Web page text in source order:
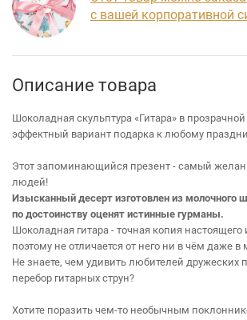
с вашей корпоративной
Описание товара
Шоколадная скульптура «Гитара» в
эффектный вариант подарка к любому
Этот запоминающийся презент - самый
людей!
Изысканный десерт изготовлен из молочного
по достоинству оценят истинные гурманы.
Шоколадная гитара - точная копия настоящего
поэтому не отличается от него ни в чём даже в
Не знаете, чем удивить любителей дружеских
перебор гитарных струн?
Хотите поразить чем-то необычным